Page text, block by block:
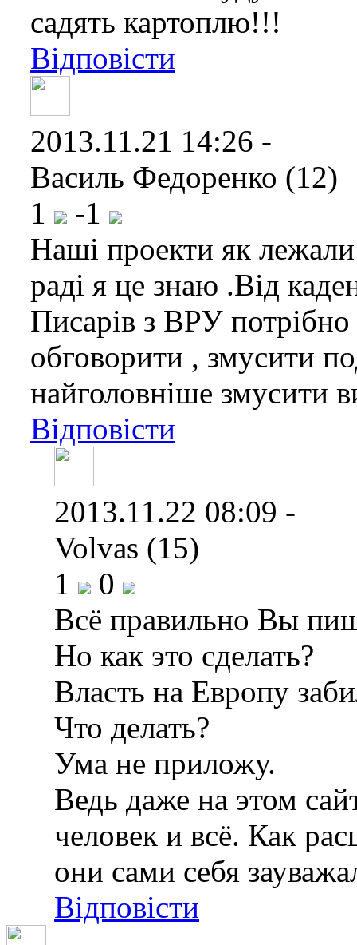
садять картоплю!!!
Відповісти
2013.11.21 14:26 -
Василь Федоренко (12)
1
-1
Наші проекти як
раді я це знаю .Від
Писарів з ВРУ
обговорити , змусити
найголовніше змусити
Відповісти
2013.11.22 08:09 -
Volvas (15)
1
0
Всё правильно Вы
Но как это сделать?
Власть на Европу
Что делать?
Ума не приложу.
Ведь даже на этом
человек и всё. Как
они сами себя
Відповісти